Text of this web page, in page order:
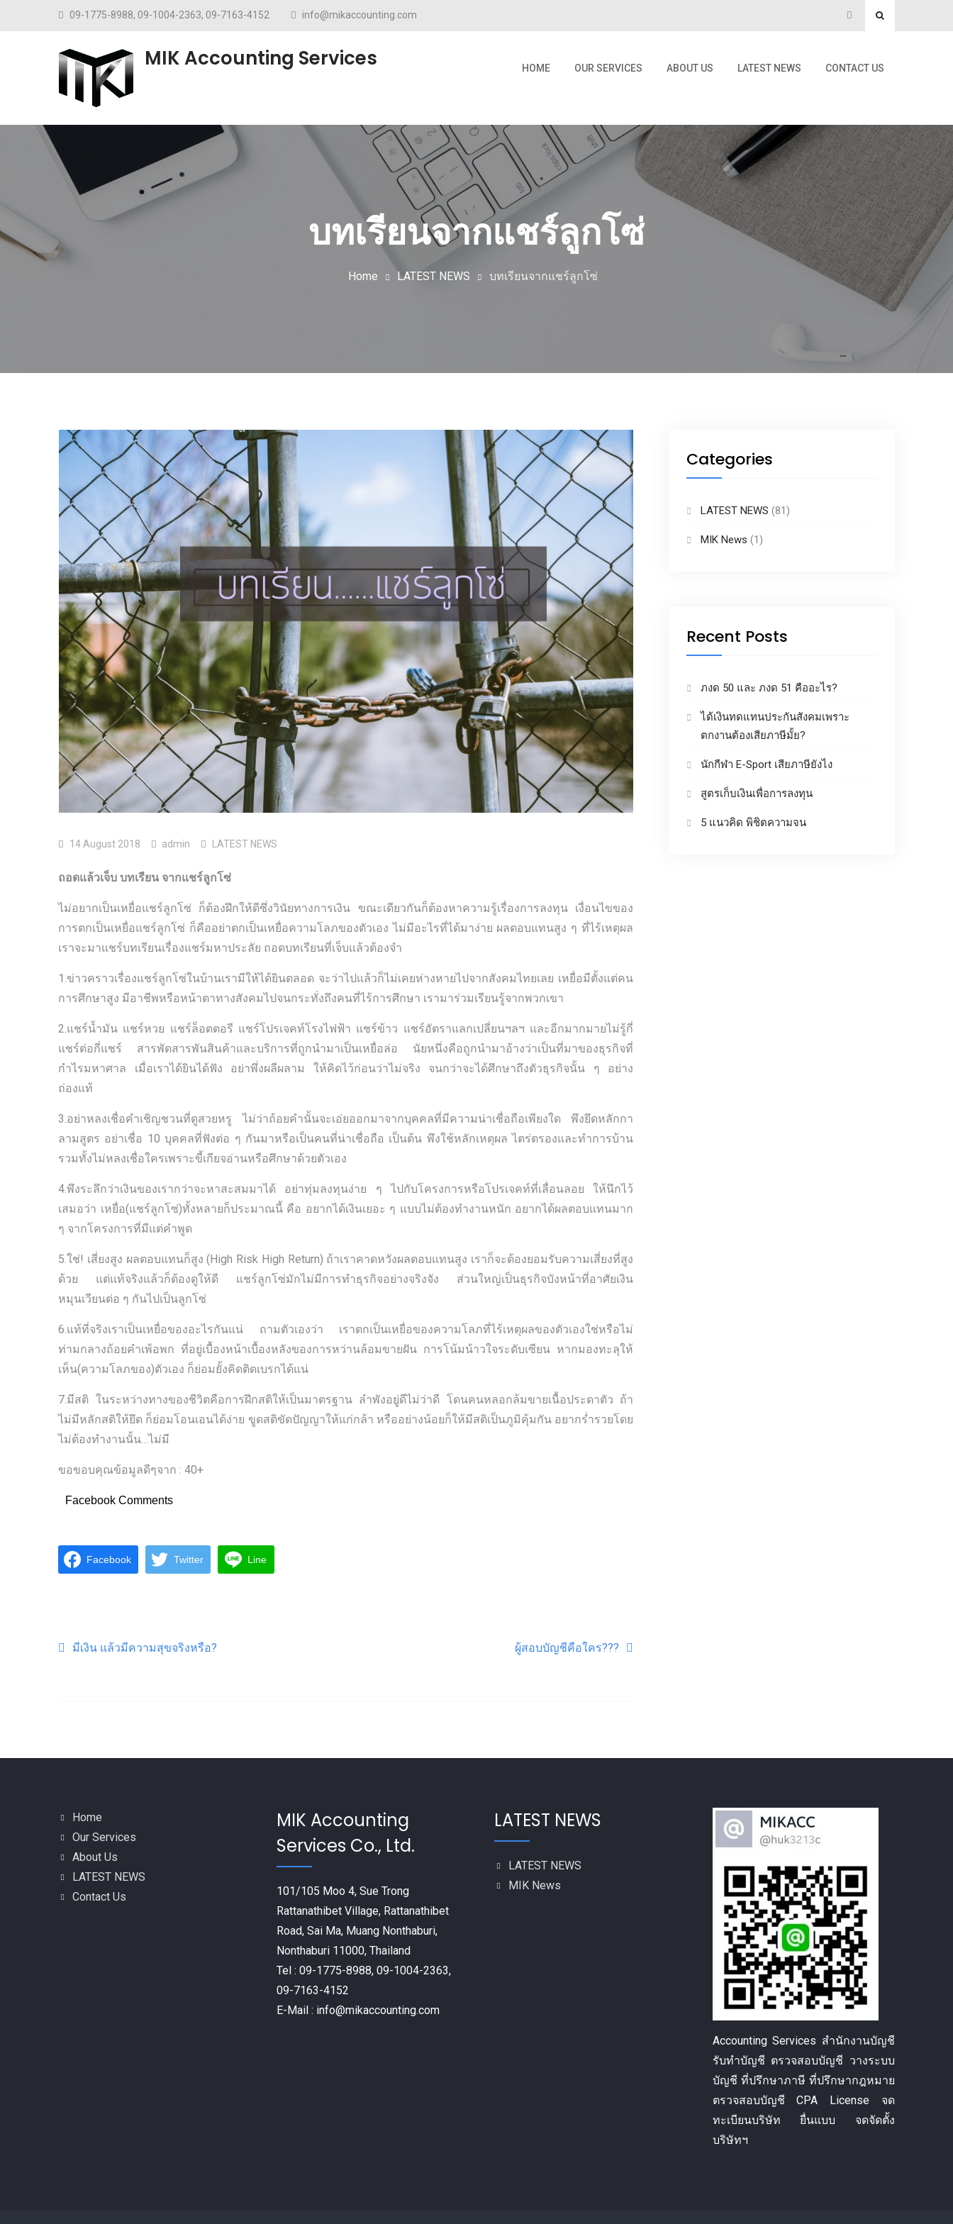
Skip to content09-1775-8988, 09-1004-2363, 09-7163-4152 info@mikaccounting.com
MIK Accounting Services HOME OUR SERVICES ABOUT US LATEST NEWS CONTACT US
บทเรียนจากแชร์ลูกโซ่
Home LATEST NEWS บทเรียนจากแชร์ลูกโซ่
14 August 2018 admin LATEST NEWS
ถอดแล้วเจ็บ บทเรียน จากแชร์ลูกโซ่
ไม่อยากเป็นเหยื่อแชร์ลูกโซ่ ก็ต้องฝึกให้ดีซึ่งวินัยทางการเงิน ขณะเดียวกันก็ต้องหาความรู้เรื่องการลงทุน เงื่อนไขของ
การตกเป็นเหยื่อแชร์ลูกโซ่ ก็คืออย่าตกเป็นเหยื่อความโลภของตัวเอง ไม่มีอะไรที่ได้มาง่าย ผลตอบแทนสูง ๆ ที่ไร้เหตุผล
เราจะมาแชร์บทเรียนเรื่องแชร์มหาประลัย ถอดบทเรียนที่เจ็บแล้วต้องจำ
1.ข่าวคราวเรื่องแชร์ลูกโซ่ในบ้านเรามีให้ได้ยินตลอด จะว่าไปแล้วก็ไม่เคยห่างหายไปจากสังคมไทยเลย เหยื่อมีตั้งแต่คน
การศึกษาสูง มีอาชีพหรือหน้าตาทางสังคมไปจนกระทั่งถึงคนที่ไร้การศึกษา เรามาร่วมเรียนรู้จากพวกเขา
2.แชร์น้ำมัน แชร์หวย แชร์ล็อตตอรี แชร์โปรเจคท์โรงไฟฟ้า แชร์ข้าว แชร์อัตราแลกเปลี่ยนฯลฯ และอีกมากมายไม่รู้กี่
แชร์ต่อกี่แชร์ สารพัดสารพันสินค้าและบริการที่ถูกนำมาเป็นเหยื่อล่อ นัยหนึ่งคือถูกนำมาอ้างว่าเป็นที่มาของธุรกิจที่
กำไรมหาศาล เมื่อเราได้ยินได้ฟัง อย่าพึ่งผลีผลาม ให้คิดไว้ก่อนว่าไม่จริง จนกว่าจะได้ศึกษาถึงตัวธุรกิจนั้น ๆ อย่าง
ถ่องแท้
3.อย่าหลงเชื่อคำเชิญชวนที่ดูสวยหรู ไม่ว่าถ้อยคำนั้นจะเอ่ยออกมาจากบุคคลที่มีความน่าเชื่อถือเพียงใด พึงยึดหลักกา
ลามสูตร อย่าเชื่อ 10 บุคคลที่ฟังต่อ ๆ กันมาหรือเป็นคนที่น่าเชื่อถือ เป็นต้น พึงใช้หลักเหตุผล ไตร่ตรองและทำการบ้าน
รวมทั้งไม่หลงเชื่อใครเพราะขี้เกียจอ่านหรือศึกษาด้วยตัวเอง
4.พึงระลึกว่าเงินของเรากว่าจะหาสะสมมาได้ อย่าทุ่มลงทุนง่าย ๆ ไปกับโครงการหรือโปรเจคท์ที่เลื่อนลอย ให้นึกไว้
เสมอว่า เหยื่อ(แชร์ลูกโซ่)ทั้งหลายก็ประมาณนี้ คือ อยากได้เงินเยอะ ๆ แบบไม่ต้องทำงานหนัก อยากได้ผลตอบแทนมาก
ๆ จากโครงการที่มีแต่คำพูด
5.ใช่! เสี่ยงสูง ผลตอบแทนก็สูง (High Risk High Return) ถ้าเราคาดหวังผลตอบแทนสูง เราก็จะต้องยอมรับความเสี่ยงที่สูง
ด้วย แต่แท้จริงแล้วก็ต้องดูให้ดี แชร์ลูกโซ่มักไม่มีการทำธุรกิจอย่างจริงจัง ส่วนใหญ่เป็นธุรกิจบังหน้าที่อาศัยเงิน
หมุนเวียนต่อ ๆ กันไปเป็นลูกโซ่
6.แท้ที่จริงเราเป็นเหยื่อของอะไรกันแน่ ถามตัวเองว่า เราตกเป็นเหยื่อของความโลภที่ไร้เหตุผลของตัวเองใช่หรือไม่
ท่ามกลางถ้อยคำเพ้อพก ที่อยู่เบื้องหน้าเบื้องหลังของการหว่านล้อมขายฝัน การโน้มน้าวใจระดับเซียน หากมองทะลุให้
เห็น(ความโลภของ)ตัวเอง ก็ย่อมยั้งคิดติดเบรกได้แน่
7.มีสติ ในระหว่างทางของชีวิตคือการฝึกสติให้เป็นมาตรฐาน ลำพังอยู่ดีไม่ว่าดี โดนคนหลอกล้มขายเนื้อประดาตัว ถ้า
ไม่มีหลักสติให้ยึด ก็ย่อมโอนเอนได้ง่าย ขูดสติขัดปัญญาให้แก่กล้า หรืออย่างน้อยก็ให้มีสติเป็นภูมิคุ้มกัน อยากร่ำรวยโดย
ไม่ต้องทำงานนั้น…ไม่มี
ขอขอบคุณข้อมูลดีๆจาก : 40+
Facebook Comments
Facebook Twitter Line
Post navigation
มีเงิน แล้วมีความสุขจริงหรือ? ผู้สอบบัญชีคือใคร???
Categories
LATEST NEWS (81)
MIK News (1)
Recent Posts
ภงด 50 และ ภงด 51 คืออะไร?
ได้เงินทดแทนประกันสังคมเพราะ
ตกงานต้องเสียภาษีมั้ย?
นักกีฬา E-Sport เสียภาษียังไง
สูตรเก็บเงินเพื่อการลงทุน
5 แนวคิด พิชิตความจน
Home
Our Services
About Us
LATEST NEWS
Contact Us
MIK Accounting
Services Co., Ltd.
101/105 Moo 4, Sue Trong
Rattanathibet Village, Rattanathibet
Road, Sai Ma, Muang Nonthaburi,
Nonthaburi 11000, Thailand
Tel : 09-1775-8988, 09-1004-2363,
09-7163-4152
E-Mail : info@mikaccounting.com
LATEST NEWS
LATEST NEWS
MIK News
Accounting Services สำนักงานบัญชี
รับทำบัญชี ตรวจสอบบัญชี วางระบบ
บัญชี ที่ปรึกษาภาษี ที่ปรึกษากฎหมาย
ตรวจสอบบัญชี CPA License จด
ทะเบียนบริษัท ยื่นแบบ จดจัดตั้ง
บริษัทฯ